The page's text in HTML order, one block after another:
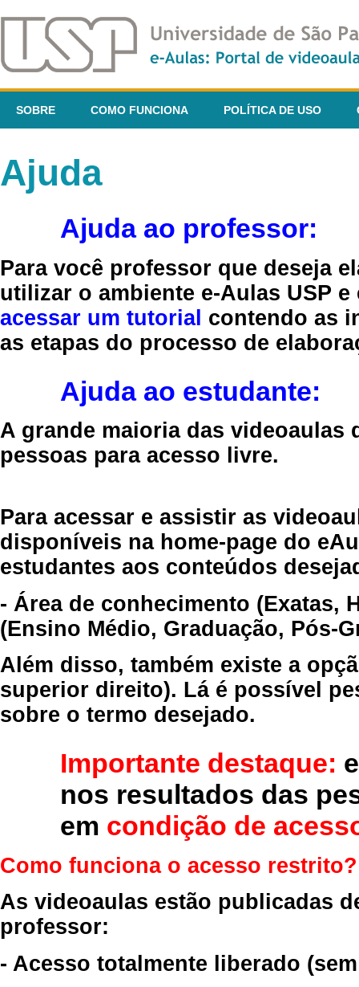
SOBRE COMO FUNCIONA POLÍTICA DE USO
Ajuda
Ajuda ao professor:
Para você professor que deseja
utilizar o ambiente e-Aulas USP
acessar um tutorial contendo as
as etapas do processo de
Ajuda ao estudante:
A grande maioria das videoaulas
pessoas para acesso livre.
Para acessar e assistir as
disponíveis na home-page do
estudantes aos conteúdos
- Área de conhecimento (Exatas,
(Ensino Médio, Graduação, Pós-
Além disso, também existe a
superior direito). Lá é possível
sobre o termo desejado.
Importante destaque:
nos resultados das
em condição de
Como funciona o acesso restrito?
As videoaulas estão publicadas
professor:
- Acesso totalmente liberado